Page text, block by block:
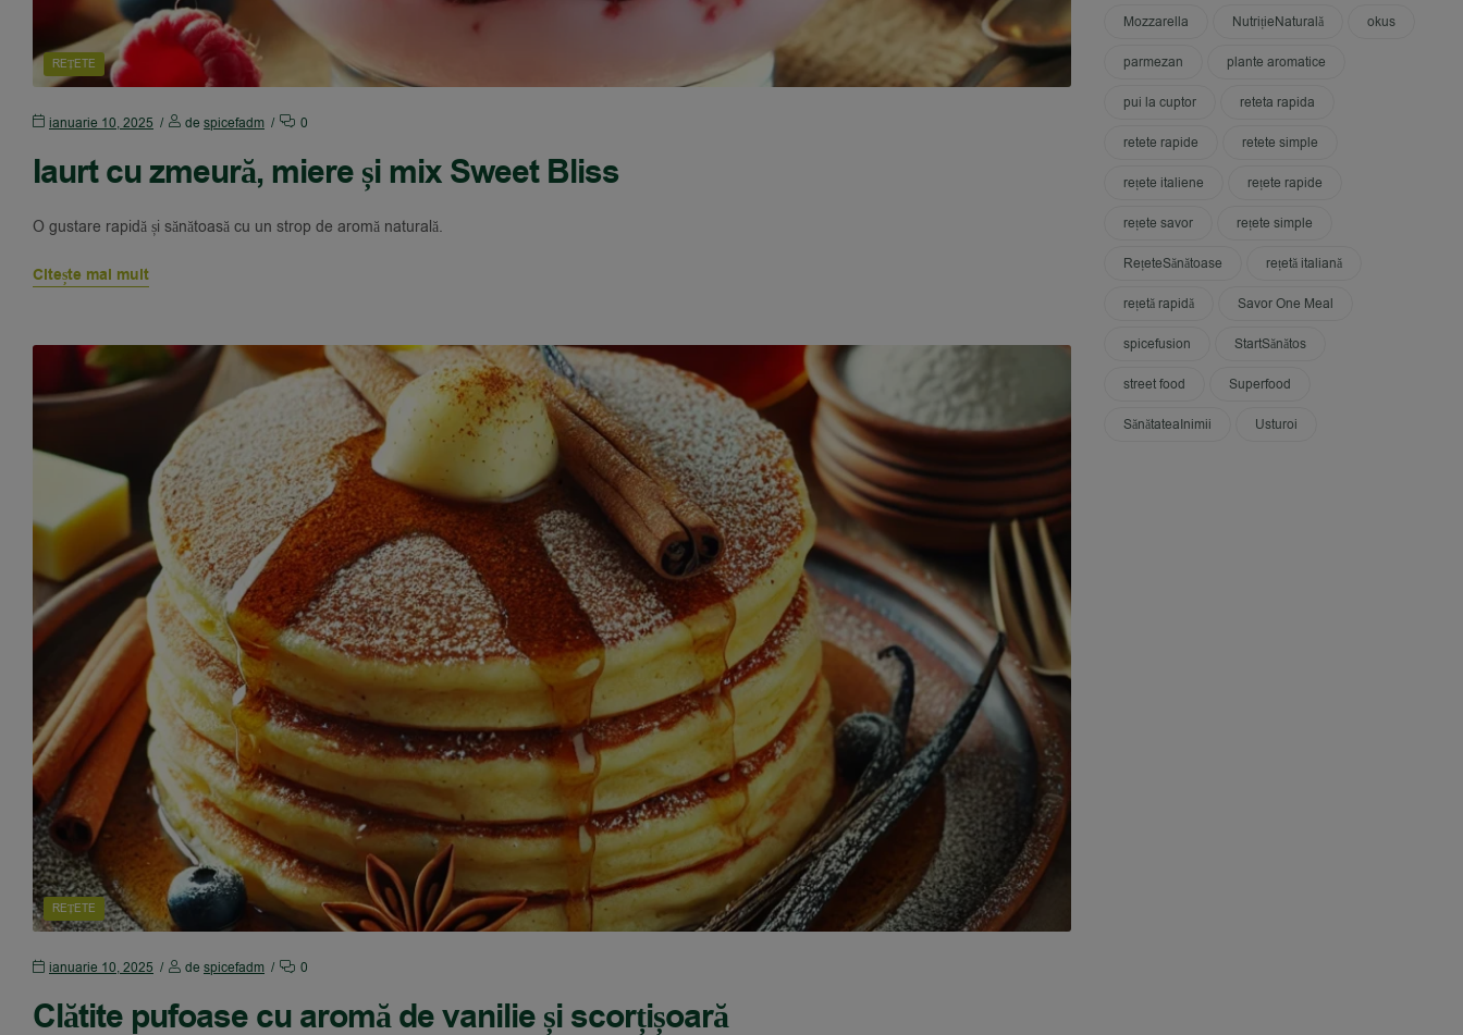
REȚETE
ianuarie 10, 2025 de spicefadm 0
Iaurt cu zmeură, miere și mix Sweet Bliss
O gustare rapidă și sănătoasă cu un strop de aromă naturală.
Citește mai mult
REȚETE
ianuarie 10, 2025 de spicefadm 0
Clătite pufoase cu aromă de vanilie și scorțișoară
Mozzarella NutrițieNaturală okus
parmezan plante aromatice
pui la cuptor reteta rapida
retete rapide retete simple
rețete italiene rețete rapide
rețete savor rețete simple
RețeteSănătoase rețetă italiană
rețetă rapidă Savor One Meal
spicefusion StartSănătos
street food Superfood
SănătateaInimii Usturoi